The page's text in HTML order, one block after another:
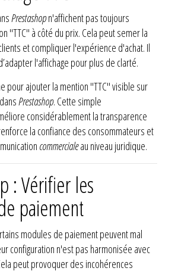
Prestashopn'affichent pas toujours
"TTC" à côté du prix. Cela peut semer la
et compliquer l'expérience d'achat. Il
l'affichage pour plus de clarté.
pour ajouter la mention "TTC" visible sur
Prestashop. Cette simple
considérablement la transparence
la confiance des consommateurs et
commercialeau niveau juridique.
: Vérifier les
paiement
modules de paiement peuvent mal
configuration n'est pas harmonisée avec
peut provoquer des incohérences